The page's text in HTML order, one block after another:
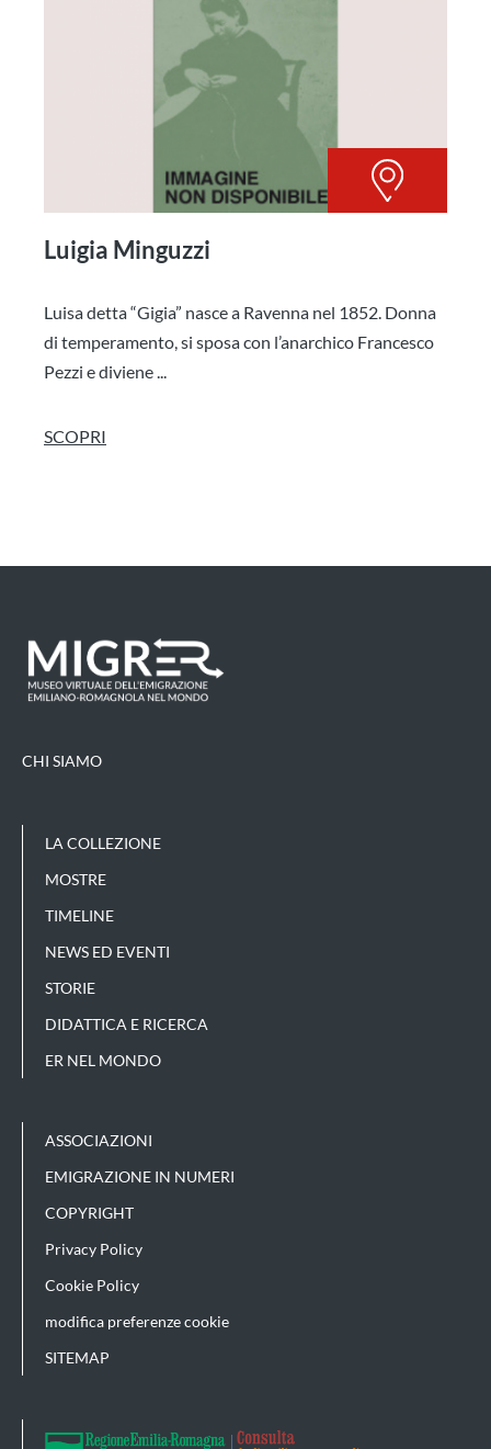
Luigia Minguzzi
Luisa detta “Gigia” nasce a Ravenna nel 1852. Donna
di temperamento, si sposa con l’anarchico Francesco
Pezzi e diviene ...
SCOPRI
CHI SIAMO
LA COLLEZIONE
MOSTRE
TIMELINE
NEWS ED EVENTI
STORIE
DIDATTICA E RICERCA
ER NEL MONDO
ASSOCIAZIONI
EMIGRAZIONE IN NUMERI
COPYRIGHT
Privacy Policy
Cookie Policy
modifica preferenze cookie
SITEMAP